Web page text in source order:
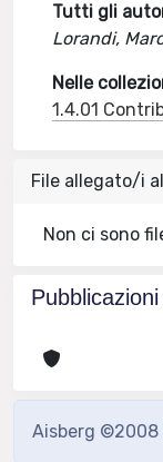
Tutti gli
Lorandi,
Nelle
1.4.01
File allegato/i
Non ci sono
Aisberg ©2008